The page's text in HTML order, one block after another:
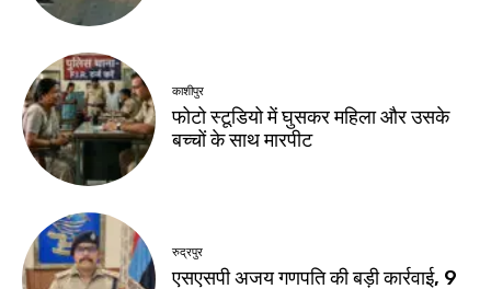
काशीपुर
फोटो स्टूडियो में घुसकर महिला और उसके
बच्चों के साथ मारपीट
रुद्रपुर
एसएसपी अजय गणपति की बड़ी कार्रवाई, 9